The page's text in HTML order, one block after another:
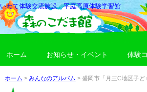
いわて体験交流施設 平庭高原体験学習館
ホーム お知らせ・イベント 体験
ホーム > みんなのアルバム > 盛岡市「月三C地区子ど